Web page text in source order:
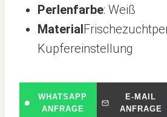
Perlenfarbe: Weiß
Material
Kupfereinstellung
WHATSAPP
ANFRAGE
E-MAIL
ANFRAGE